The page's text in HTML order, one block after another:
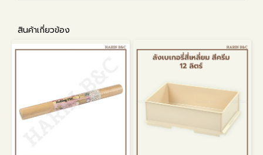
สินค้าเกี่ยวข้อง